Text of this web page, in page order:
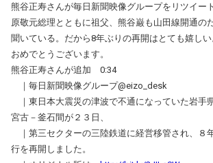
熊谷正寿さんが毎日新聞映像グループをリツイー
原敬元総理とともに祖父、熊谷巌も山田線開通の
聞いている。だから8年ぶりの再開はとても嬉しい
おめでとうございます。
熊谷正寿さんが追加 0:34
｜毎日新聞映像グループ@eizo_desk
｜東日本大震災の津波で不通になっていた岩手
宮古－釜石間が２３日、
｜第三セクターの三陸鉄道に経営移管され、８
行を再開しました。